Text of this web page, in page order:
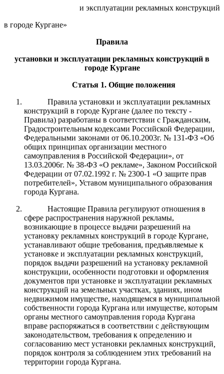
и эксплуатации рекламных конструкций
в городе Кургане»
Правила
установки и эксплуатации рекламных конструкций в
городе Кургане
Статья 1. Общие положения
Правила установки и эксплуатации рекламных
конструкций в городе Кургане (далее по тексту -
Правила) разработаны в соответствии с Гражданским,
Градостроительным кодексами Российской Федерации,
Федеральными законами от 06.10.2003г. № 131-ФЗ «Об
общих принципах организации местного
самоуправления в Российской Федерации», от
13.03.2006г. № 38-ФЗ «О рекламе», Законом Российской
Федерации от 07.02.1992 г. № 2300-1 «О защите прав
потребителей», Уставом муниципального образования
города Кургана.
Настоящие Правила регулируют отношения в
сфере распространения наружной рекламы,
возникающие в процессе выдачи разрешений на
установку рекламных конструкций в городе Кургане,
устанавливают общие требования, предъявляемые к
установке и эксплуатации рекламных конструкций,
порядок выдачи разрешений на установку рекламной
конструкции, особенности подготовки и оформления
документов при установке и эксплуатации рекламных
конструкций на земельных участках, зданиях, ином
недвижимом имуществе, находящемся в муниципальной
собственности города Кургана или имуществе, которым
органы местного самоуправления города Кургана
вправе распоряжаться в соответствии с действующим
законодательством, требования к определению и
согласованию мест установки рекламных конструкций
порядок контроля за соблюдением этих требований на
территории города Кургана.